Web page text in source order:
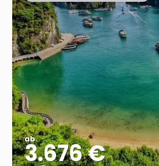
ab
3.676 €